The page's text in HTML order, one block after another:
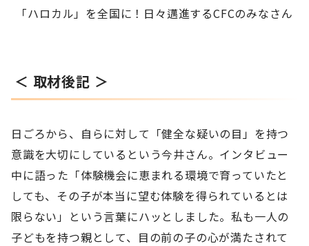
「ハロカル」を全国に！日々邁進するCFCのみなさん
＜ 取材後記 ＞
日ごろから、自らに対して「健全な疑いの目」を持つ
意識を大切にしているという今井さん。インタビュー
中に語った「体験機会に恵まれる環境で育っていたと
しても、その子が本当に望む体験を得られているとは
限らない」という言葉にハッとしました。私も一人の
子どもを持つ親として、目の前の子の心が満たされて